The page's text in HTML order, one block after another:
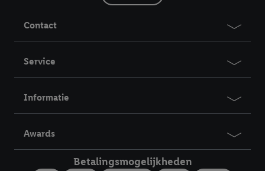
Contact
Service
Informatie
Awards
Betalingsmogelijkheden